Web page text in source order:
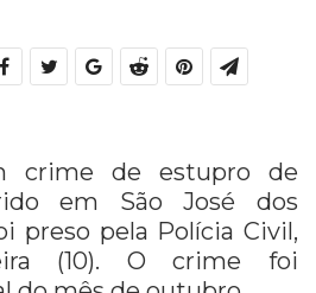
crime de estupro de
em São José dos
preso pela Polícia Civil,
(10). O crime foi